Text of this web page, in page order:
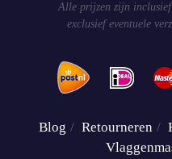
Alle prijzen zijn inclusief
exclusief eventuele
Blog Retourneren